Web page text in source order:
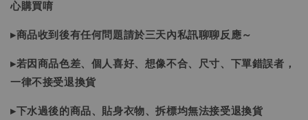
心購買唷
▸商品收到後有任何問題請於三天內私訊聊聊反應～
▸若因商品色差、個人喜好、想像不合、尺寸、下單錯誤者，
一律不接受退換貨
▸下水過後的商品、貼身衣物、拆標均無法接受退換貨